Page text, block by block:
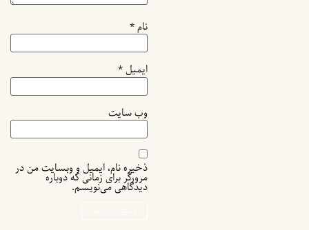
نام*
ایمیل*
وب‌ سایت
ذخیره نام، ایمیل و وبسایت من در
مرورگر برای زمانی که دوباره
دیدگاهی می‌نویسم.